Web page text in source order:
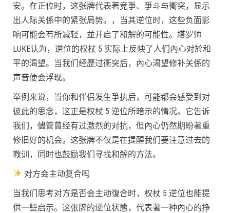
安。在正位时，这张牌代表著竞爭、爭斗与衝突，显示
出人际关係中的紧张局势。，当其逆位时，这些负面影
响可能会有所减轻，並开启了和解的可能性。塔罗师
LUKE认为，逆位的权杖 5 实际上反映了人们內心对於和
平的渴望。当我们经歷过衝突后，內心渴望修补关係的
声音便会浮现。
举例来说，当你和伴侣发生爭执后，可能都会感受到对
彼此的思念，这正是权杖 5 逆位所暗示的情况。它告诉
我们，儘管曾经有过激烈的对抗，但內心仍然期盼著重
修旧好的机会。这张牌不仅是在提醒我们要注意过去的
教训，同时也鼓励我们寻找和解的方法。
对方会主动复合吗
当我们思考对方是否会主动復合时，权杖 5 逆位也能提
供一些启示。这张牌的逆位状態，代表著一种內心的挣